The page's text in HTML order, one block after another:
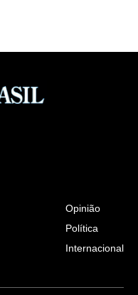
Opinião
Política
Internacional